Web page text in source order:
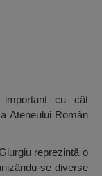
cu cât
Ateneului Român
reprezintă o
se diverse